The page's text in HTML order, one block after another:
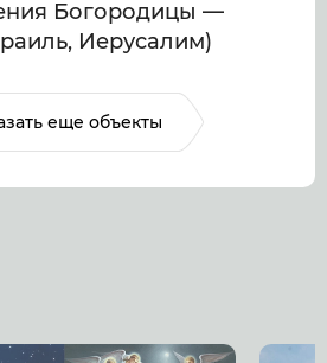
Богородицы —
Иерусалим)
еще объекты